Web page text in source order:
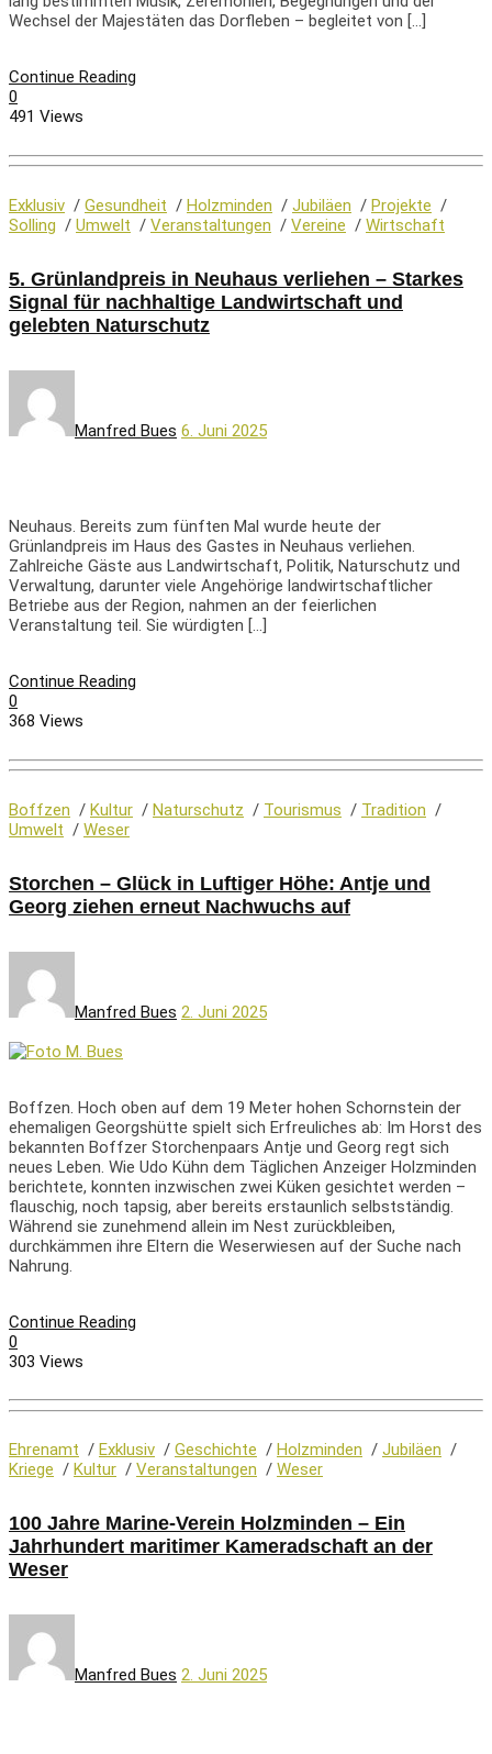
Wechsel der Majestäten das Dorfleben – begleitet von […]
Continue Reading
0
491 Views
Exklusiv / Gesundheit / Holzminden / Jubiläen / Projekte /
Solling / Umwelt / Veranstaltungen / Vereine / Wirtschaft
5. Grünlandpreis in Neuhaus verliehen – Starkes
Signal für nachhaltige Landwirtschaft und
gelebten Naturschutz
Manfred Bues 6. Juni 2025
Neuhaus. Bereits zum fünften Mal wurde heute der
Grünlandpreis im Haus des Gastes in Neuhaus verliehen.
Zahlreiche Gäste aus Landwirtschaft, Politik, Naturschutz und
Verwaltung, darunter viele Angehörige landwirtschaftlicher
Betriebe aus der Region, nahmen an der feierlichen
Veranstaltung teil. Sie würdigten […]
Continue Reading
0
368 Views
Boffzen / Kultur / Naturschutz / Tourismus / Tradition /
Umwelt / Weser
Storchen – Glück in Luftiger Höhe: Antje und
Georg ziehen erneut Nachwuchs auf
Manfred Bues 2. Juni 2025
Boffzen. Hoch oben auf dem 19 Meter hohen Schornstein der
ehemaligen Georgshütte spielt sich Erfreuliches ab: Im Horst des
bekannten Boffzer Storchenpaars Antje und Georg regt sich
neues Leben. Wie Udo Kühn dem Täglichen Anzeiger Holzminden
berichtete, konnten inzwischen zwei Küken gesichtet werden –
flauschig, noch tapsig, aber bereits erstaunlich selbstständig.
Während sie zunehmend allein im Nest zurückbleiben,
durchkämmen ihre Eltern die Weserwiesen auf der Suche nach
Nahrung.
Continue Reading
0
303 Views
Ehrenamt / Exklusiv / Geschichte / Holzminden / Jubiläen /
Kriege / Kultur / Veranstaltungen / Weser
100 Jahre Marine-Verein Holzminden – Ein
Jahrhundert maritimer Kameradschaft an der
Weser
Manfred Bues 2. Juni 2025